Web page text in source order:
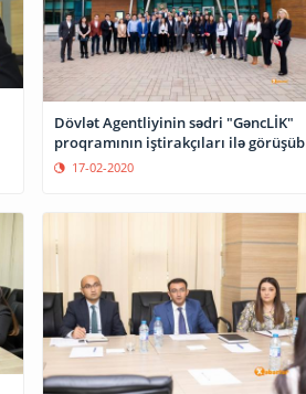
Dövlət Agentliyinin sədri "GəncLİK"
proqramının iştirakçıları ilə görüşüb
17-02-2020